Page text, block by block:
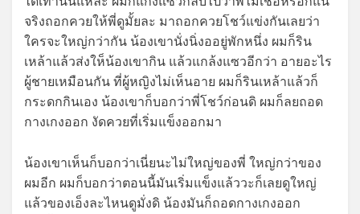
จริงถอกควยให้พี่ดูมั้ยละ มาถอกควยโชว์แข่งกันเลยว่า
ใครจะใหญ่กว่ากัน น้องเขานั่งนิ่งออยู่พักหนึ่ง ผมก็ริน
เหล้าแล้วส่งให็น้องเขากิน แล้วแกล้งแซวอีกว่า อายอะไร
ผู้ชายเหมือนกัน ที่ผู้หญิงไม่เห็นอาย ผมก็รินเหล้าแล้วก็
กระดกกินเอง น้องเขาก็บอกว่าพี่โชว์ก่อนดิ ผมก็ลยถอด
กางเกงออก งัดควยที่เริ่มแข็งออกมา
น้องเขาเห็นก็บอกว่าเนี่ยนะไม่ใหญ่ของพี่ ใหญ่กว่าของ
ผมอีก ผมก็บอกว่าตอนนี้มันเริ่มแข็งแล้ววะก็เลยดูใหญ่
แล้วของเอ็งละไหนดูมั่งดิ น้องมันก็ถอดกางเกงออก